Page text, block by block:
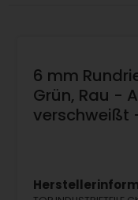
6 mm
Grün, Rau -
verschweißt